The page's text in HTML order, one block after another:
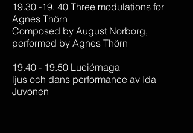
19.30 -19. 40 Three modulations for
Agnes Thörn
Composed by August Norborg,
performed by Agnes Thörn
19.40 - 19.50 Luciérnaga
ljus och dans performance av Ida
Juvonen